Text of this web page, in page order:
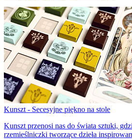
Kunszt - Secesyjne piękno na stole
Kunszt przenosi nas do świata sztuki,
rzemieślniczki tworzące dzieła